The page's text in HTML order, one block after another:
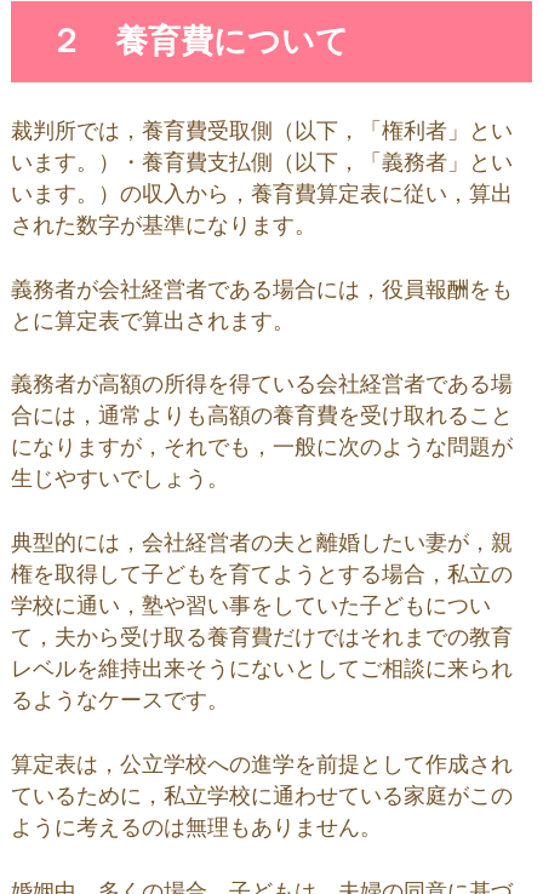
２ 養育費について
裁判所では，養育費受取側（以下，「権利者」とい
います。）・養育費支払側（以下，「義務者」とい
います。）の収入から，養育費算定表に従い，算出
された数字が基準になります。
義務者が会社経営者である場合には，役員報酬をも
とに算定表で算出されます。
義務者が高額の所得を得ている会社経営者である場
合には，通常よりも高額の養育費を受け取れること
になりますが，それでも，一般に次のような問題が
生じやすいでしょう。
典型的には，会社経営者の夫と離婚したい妻が，親
権を取得して子どもを育てようとする場合，私立の
学校に通い，塾や習い事をしていた子どもについ
て，夫から受け取る養育費だけではそれまでの教育
レベルを維持出来そうにないとしてご相談に来られ
るようなケースです。
算定表は，公立学校への進学を前提として作成され
ているために，私立学校に通わせている家庭がこの
ように考えるのは無理もありません。